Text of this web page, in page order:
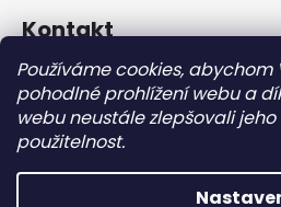
Používáme cookies, abychom
pohodlné prohlížení webu a
webu neustále zlepšovali jeho
použitelnost.
Kontakt
info@eparuky.cz
+420 734 459 045
Náš Facebook